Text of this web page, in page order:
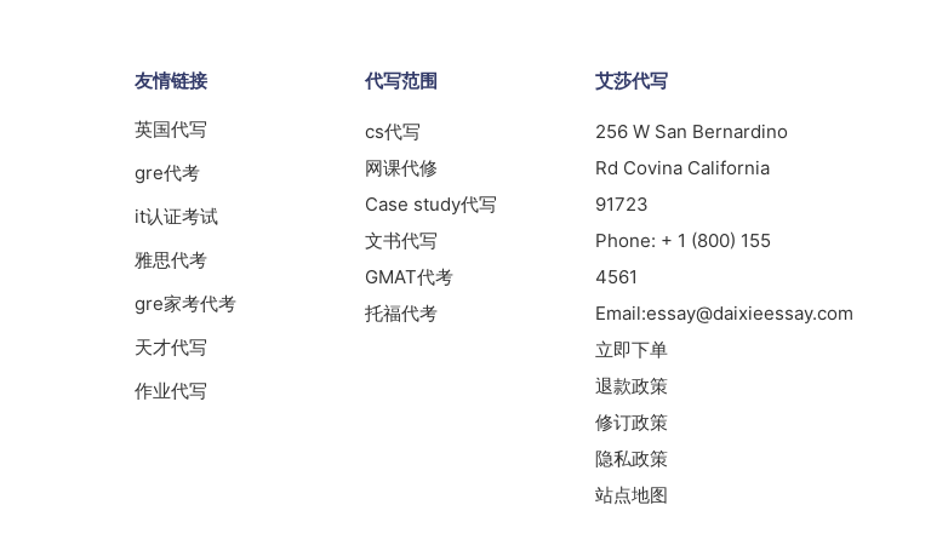
友情链接
英国代写
gre代考
it认证考试
雅思代考
gre家考代考
天才代写
作业代写
代写范围
cs代写
网课代修
Case study代写
文书代写
GMAT代考
托福代考
艾莎代写
256 W San Bernardino
Rd Covina California
91723
Phone: + 1 (800) 155
4561
Email:essay@daixieessay.com
立即下单
退款政策
修订政策
隐私政策
站点地图